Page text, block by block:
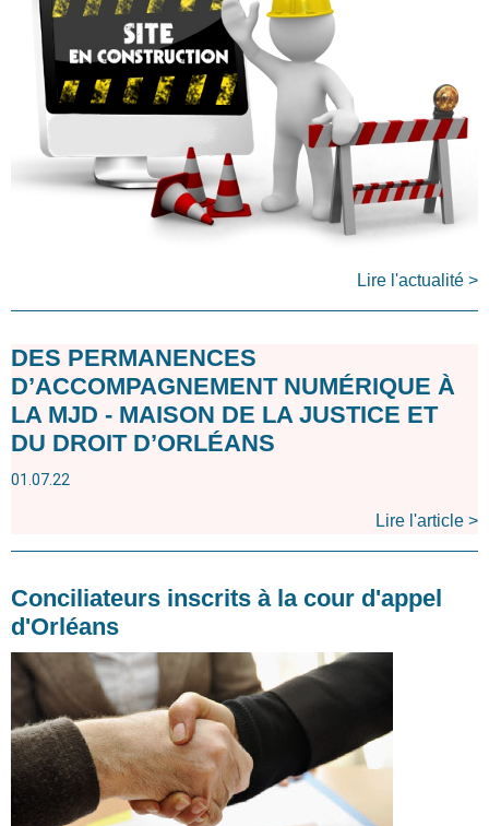
Lire l'actualité >
DES PERMANENCES
D’ACCOMPAGNEMENT NUMÉRIQUE À
LA MJD - MAISON DE LA JUSTICE ET
DU DROIT D’ORLÉANS
01.07.22
Lire l'article >
Conciliateurs inscrits à la cour d'appel
d'Orléans